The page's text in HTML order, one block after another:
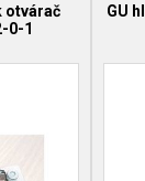
otvárač
0-1
GU